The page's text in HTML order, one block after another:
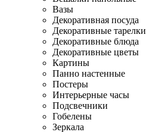
Вазы
Декоративная посуда
Декоративные тарелки
Декоративные блюда
Декоративные цветы
Картины
Панно настенные
Постеры
Интерьерные часы
Подсвечники
Гобелены
Зеркала